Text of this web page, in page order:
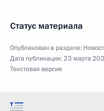
Статус материала
Опубликован в разделе:
Дата публикации:23 марта
Текстовая версия